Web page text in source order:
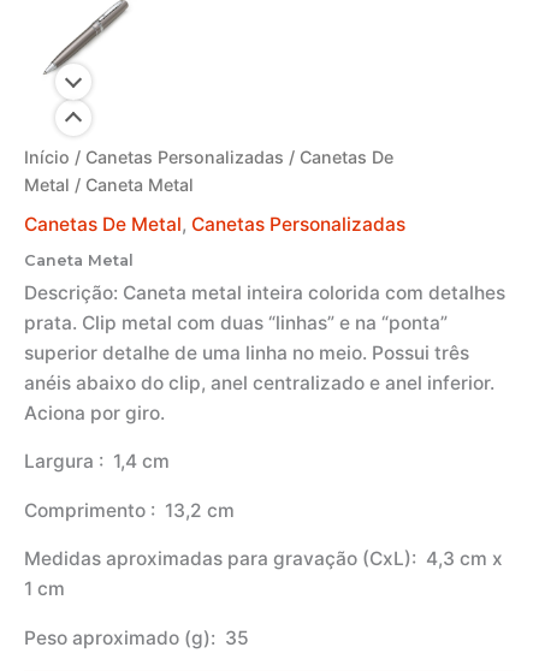
Início / Canetas Personalizadas / Canetas De
Metal / Caneta Metal
Canetas De Metal, Canetas Personalizadas
Caneta Metal
Descrição: Caneta metal inteira colorida com detalhes
prata. Clip metal com duas “linhas” e na “ponta”
superior detalhe de uma linha no meio. Possui três
anéis abaixo do clip, anel centralizado e anel inferior.
Aciona por giro.
Largura : 1,4 cm
Comprimento : 13,2 cm
Medidas aproximadas para gravação (CxL): 4,3 cm x
1 cm
Peso aproximado (g): 35